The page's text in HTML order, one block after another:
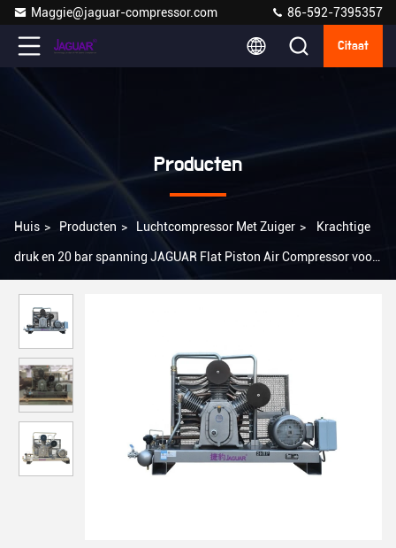
Maggie@jaguar-compressor.com 86-592-7395357
Citaat
Producten
Huis > Producten > Luchtcompressor Met Zuiger > Krachtige
druk en 20 bar spanning JAGUAR Flat Piston Air Compressor voor